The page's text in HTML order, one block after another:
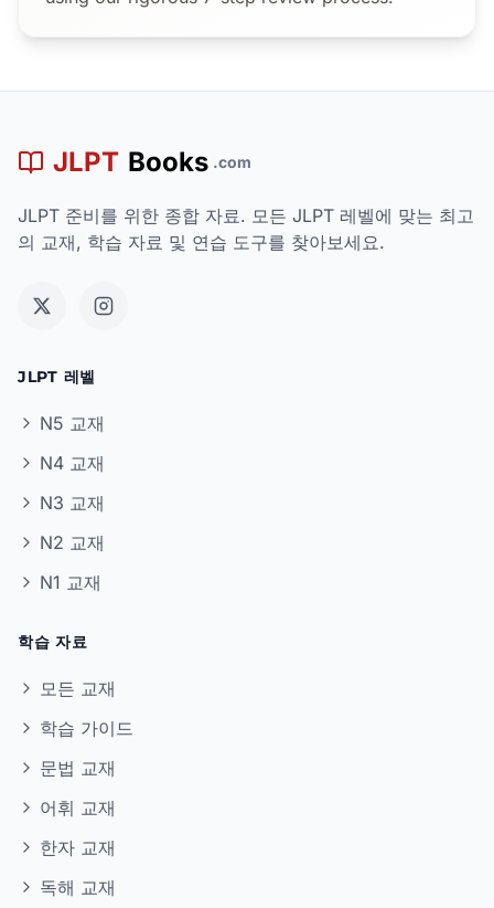
JLPT Books .com
JLPT 준비를 위한 종합 자료. 모든 JLPT 레벨에 맞는 최고
의 교재, 학습 자료 및 연습 도구를 찾아보세요.
JLPT 레벨
N5 교재
N4 교재
N3 교재
N2 교재
N1 교재
학습 자료
모든 교재
학습 가이드
문법 교재
어휘 교재
한자 교재
독해 교재